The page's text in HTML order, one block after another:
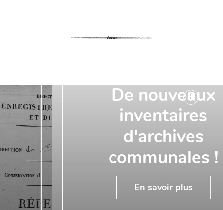
De nouveaux
inventaires
d'archives
communales !
En savoir plus